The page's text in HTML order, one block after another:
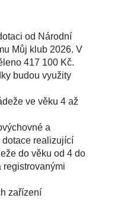
od Národní
Můj klub 2026. V
417 100 Kč.
budou využity
ve věku 4 až
a
realizující
do věku od 4 do
registrovanými
zařízení